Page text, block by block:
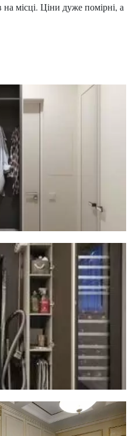
місці. Ціни дуже помірні, а